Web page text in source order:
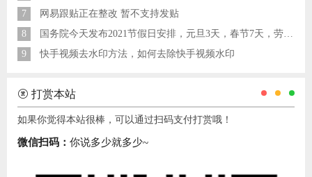
7
网易跟贴正在整改 暂不支持发贴
8
国务院今天发布2021节假日安排，元旦3天，春节7天，劳动节5天
9
快手视频去水印方法，如何去除快手视频水印
打赏本站
如果你觉得本站很棒，可以通过扫码支付打赏哦！
微信扫码： 你说多少就多少~